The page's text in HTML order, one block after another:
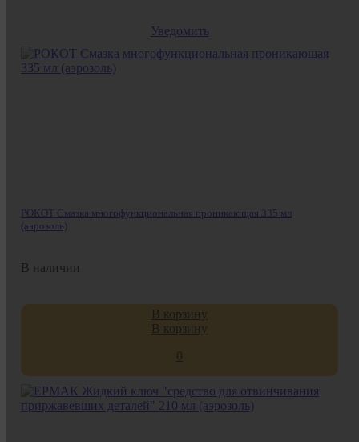
Уведомить
РОКОТ Смазка многофункциональная проникающая 335 мл
(аэрозоль)
В наличии
В корзину
В корзину
0